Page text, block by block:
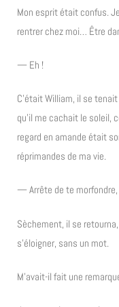
Mon esprit était confus.
rentrer chez moi… Être
— Eh !
C’était William, il se
qu’il me cachait le soleil,
regard en amande était
réprimandes de ma vie.
— Arrête de te
Sèchement, il se
s’éloigner, sans un mot.
M’avait-il fait une